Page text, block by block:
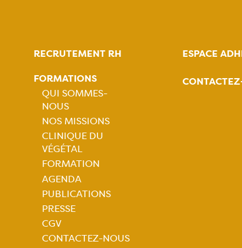
RECRUTEMENT RH
FORMATIONS
Navigation
principale
QUI SOMMES-
NOUS
NOS MISSIONS
CLINIQUE DU
VÉGÉTAL
FORMATION
AGENDA
PUBLICATIONS
PRESSE
CGV
CONTACTEZ-NOUS
ESPACE